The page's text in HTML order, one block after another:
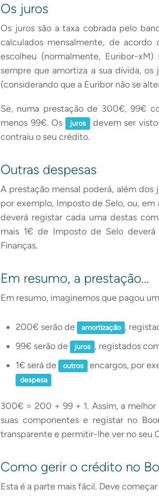
Os juros
Os juros são a taxa cobrada pelo
calculados mensalmente, de
escolheu (normalmente, Euribor-
sempre que amortiza a sua dívida,
(considerando que a Euribor não se
Se, numa prestação de 300€, 99€
menos 99€. Os
juros devem ser
contraiu o seu crédito.
Outras despesas
A prestação mensal poderá, além
por exemplo, Imposto de Selo, ou, em
deverá registar cada uma destas
mais 1€ de Imposto de Selo
Finanças.
Em resumo, a prestação…
Em resumo, imaginemos que pagou
200€ serão de amortização ,
99€ serão de
juros , registados
1€ será de
outros encargos, por
despesa
300€ = 200 + 99 + 1. Assim, a
suas componentes e registar no
transparente e permitir-lhe ver no seu
Como gerir o crédito no
Esta é a parte mais fácil. Deve